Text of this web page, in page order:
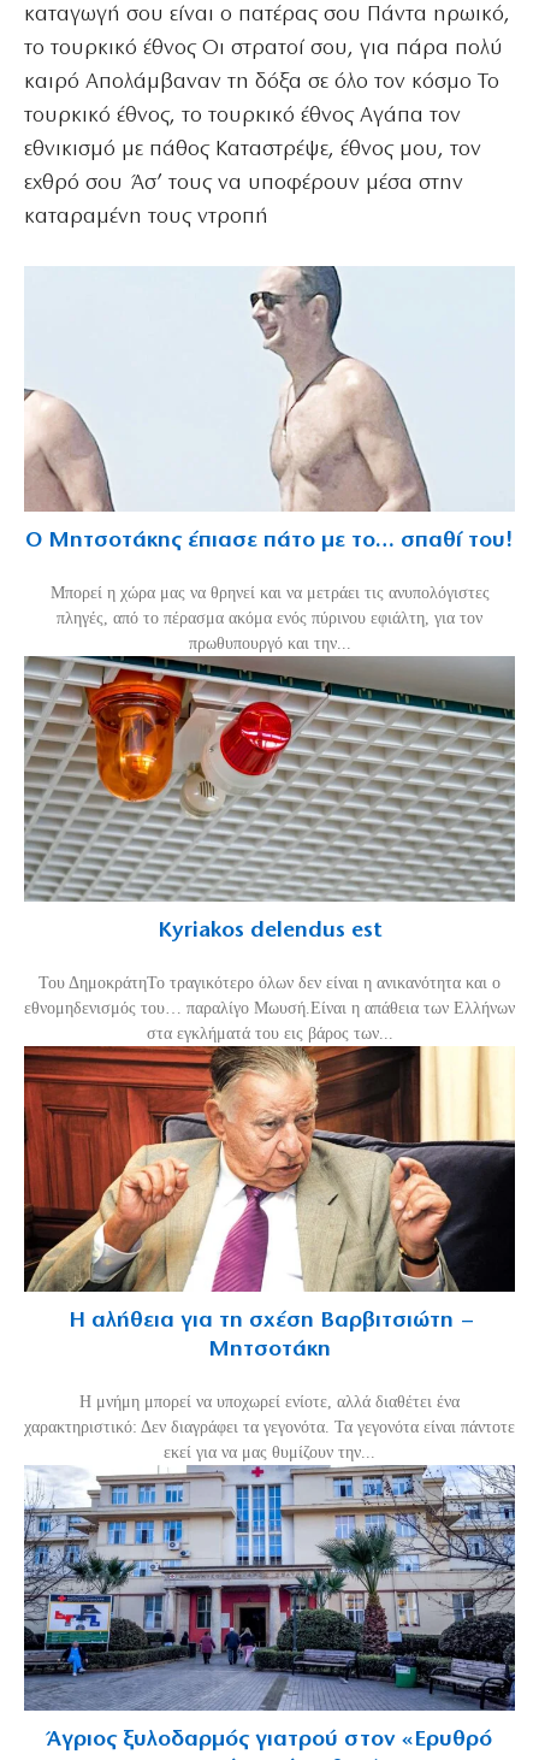
καταγωγή σου είναι ο πατέρας σου Πάντα ηρωικό,
το τουρκικό έθνος Οι στρατοί σου, για πάρα πολύ
καιρό Απολάμβαναν τη δόξα σε όλο τον κόσμο Το
τουρκικό έθνος, το τουρκικό έθνος Αγάπα τον
εθνικισμό με πάθος Καταστρέψε, έθνος μου, τον
εχθρό σου Άσ’ τους να υποφέρουν μέσα στην
καταραμένη τους ντροπή
Ο Μητσοτάκης έπιασε πάτο με το… σπαθί του!
Mπορεί η χώρα μας να θρηνεί και να μετράει τις ανυπολόγιστες
πληγές, από το πέρασμα ακόμα ενός πύρινου εφιάλτη, για τον
πρωθυπουργό και την...
Kyriakos delendus est
Του ΔημοκράτηΤο τραγικότερο όλων δεν είναι η ανικανότητα και ο
εθνομηδενισμός του… παραλίγο Μωυσή.Είναι η απάθεια των Ελλήνων
στα εγκλήματά του εις βάρος των...
Η αλήθεια για τη σχέση Βαρβιτσιώτη –
Μητσοτάκη
H μνήμη μπορεί να υποχωρεί ενίοτε, αλλά διαθέτει ένα
χαρακτηριστικό: Δεν διαγράφει τα γεγονότα. Τα γεγονότα είναι πάντοτε
εκεί για να μας θυμίζουν την...
Άγριος ξυλοδαρμός γιατρού στον «Ερυθρό